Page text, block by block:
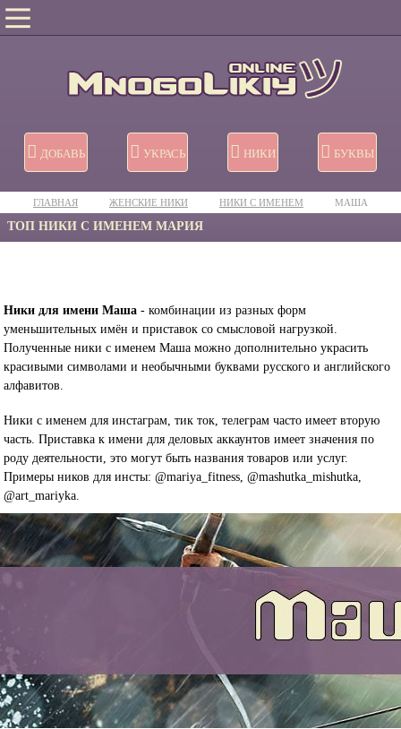
ДОБАВЬ УКРАСЬ НИКИ БУКВЫ
ГЛАВНАЯ ЖЕНСКИЕ НИКИ НИКИ C ИМЕНЕМ МАША
ТОП НИКИ С ИМЕНЕМ МАРИЯ
Ники для имени Маша - комбинации из разных форм
уменьшительных имён и приставок со смысловой нагрузкой.
Полученные ники с именем Маша можно дополнительно украсить
красивыми символами и необычными буквами русского и английского
алфавитов.
Ники с именем для инстаграм, тик ток, телеграм часто имеет вторую
часть. Приставка к имени для деловых аккаунтов имеет значения по
роду деятельности, это могут быть названия товаров или услуг.
Примеры ников для инсты: @mariya_fitness, @mashutka_mishutka,
@art_mariyka.